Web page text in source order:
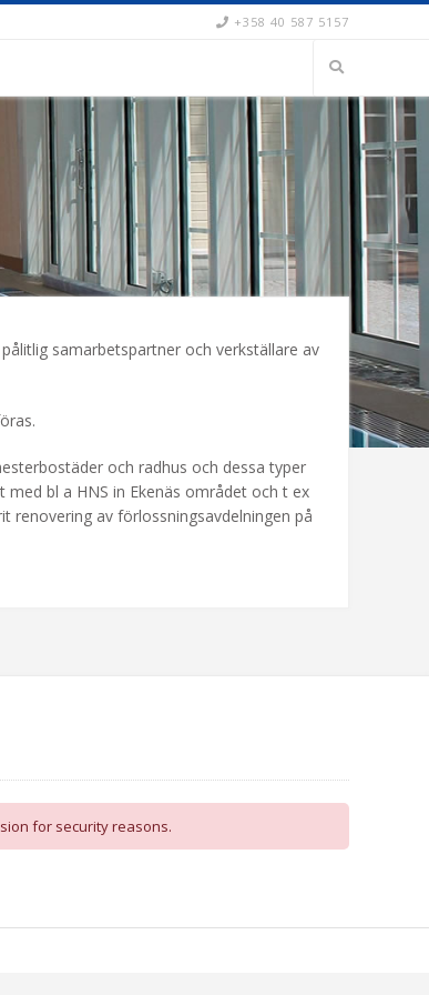
+358 40 587 5157
samarbetspartner och verkställare av
och radhus och dessa typer
bl a HNS in Ekenäs området och t ex
renovering av förlossningsavdelningen på
for security reasons.